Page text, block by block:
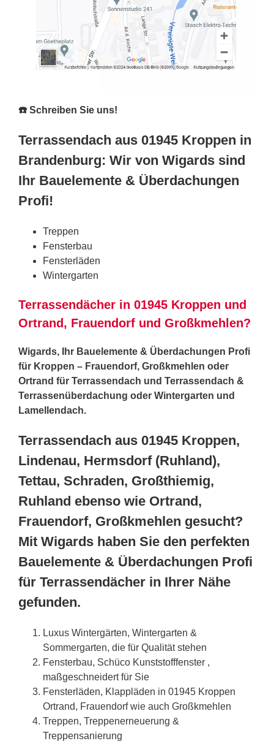
☎️ Schreiben Sie uns!
Terrassendach aus 01945 Kroppen in
Brandenburg: Wir von Wigards sind
Ihr Bauelemente & Überdachungen
Profi!
Treppen
Fensterbau
Fensterläden
Wintergarten
Terrassendächer in 01945 Kroppen und
Ortrand, Frauendorf und Großkmehlen?
Wigards, Ihr Bauelemente & Überdachungen Profi
für Kroppen – Frauendorf, Großkmehlen oder
Ortrand für Terrassendach und Terrassendach &
Terrassenüberdachung oder Wintergarten und
Lamellendach.
Terrassendach aus 01945 Kroppen,
Lindenau, Hermsdorf (Ruhland),
Tettau, Schraden, Großthiemig,
Ruhland ebenso wie Ortrand,
Frauendorf, Großkmehlen gesucht?
Mit Wigards haben Sie den perfekten
Bauelemente & Überdachungen Profi
für Terrassendächer in Ihrer Nähe
gefunden.
Luxus Wintergärten, Wintergarten &
Sommergarten, die für Qualität stehen
Fensterbau, Schüco Kunststofffenster ,
maßgeschneidert für Sie
Fensterläden, Klappläden in 01945 Kroppen
Ortrand, Frauendorf wie auch Großkmehlen
Treppen, Treppenerneuerung &
Treppensanierung